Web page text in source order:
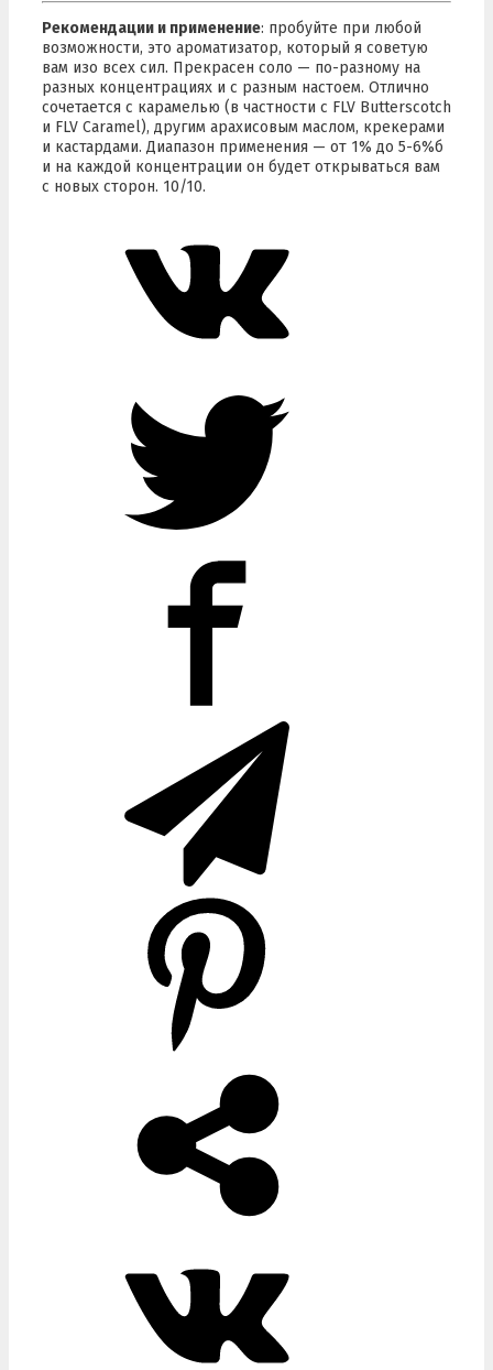
Рекомендации и применение: пробуйте при любой
возможности, это ароматизатор, который я советую
вам изо всех сил. Прекрасен соло — по-разному на
разных концентрациях и с разным настоем. Отлично
сочетается с карамелью (в частности с FLV Butterscotch
и FLV Caramel), другим арахисовым маслом, крекерами
и кастардами. Диапазон применения — от 1% до 5-6%б
и на каждой концентрации он будет открываться вам
с новых сторон. 10/10.